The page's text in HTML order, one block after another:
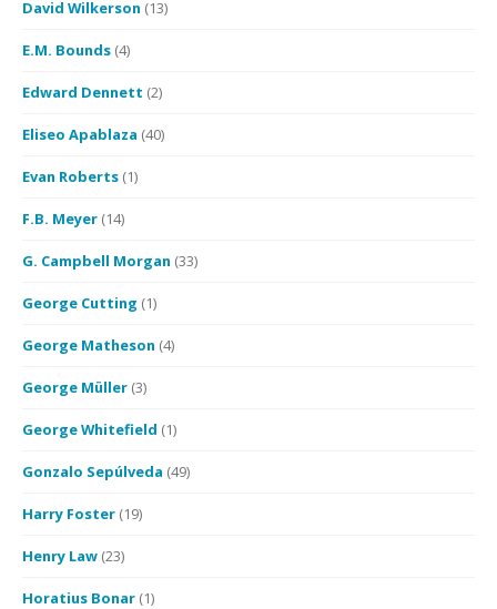
David Wilkerson (13)
E.M. Bounds (4)
Edward Dennett (2)
Eliseo Apablaza (40)
Evan Roberts (1)
F.B. Meyer (14)
G. Campbell Morgan (33)
George Cutting (1)
George Matheson (4)
George Müller (3)
George Whitefield (1)
Gonzalo Sepúlveda (49)
Harry Foster (19)
Henry Law (23)
Horatius Bonar (1)